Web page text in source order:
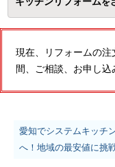
現在、リフォームの
間、ご相談、お申し
愛知でシステムキッチ
へ！地域の最安値に挑